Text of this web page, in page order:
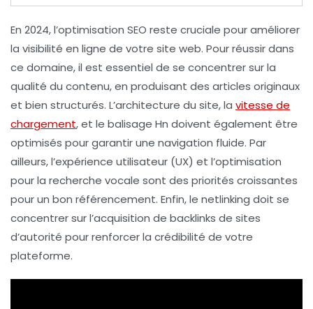
En 2024, l’optimisation SEO reste cruciale pour améliorer
la visibilité en ligne de votre site web. Pour réussir dans
ce domaine, il est essentiel de se concentrer sur la
qualité du contenu, en produisant des articles originaux
et bien structurés. L’architecture du site, la vitesse de
chargement, et le balisage Hn doivent également être
optimisés pour garantir une navigation fluide. Par
ailleurs, l’expérience utilisateur (UX) et l’optimisation
pour la recherche vocale sont des priorités croissantes
pour un bon référencement. Enfin, le netlinking doit se
concentrer sur l’acquisition de backlinks de sites
d’autorité pour renforcer la crédibilité de votre
plateforme.